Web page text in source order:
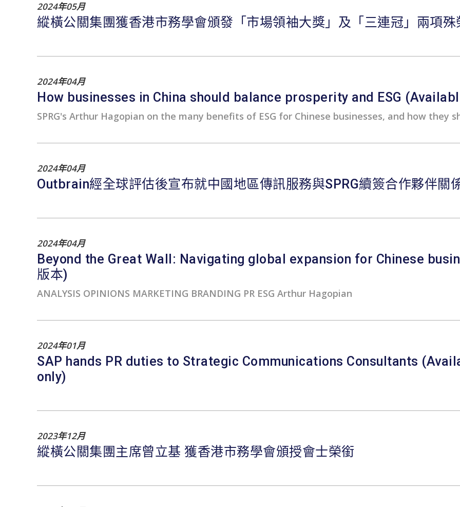
2024年05月
縱橫公關集團獲香港市務學會頒發「市場領袖大獎」及「三連冠」兩項殊
2024年04月
How businesses in China should balance prosperity and ESG
SPRG's Arthur Hagopian on the many benefits of ESG for Chinese businesses, and how they
2024年04月
Outbrain經全球評估後宣布就中國地區傳訊服務與SPRG續簽合作夥伴關
2024年04月
Beyond the Great Wall: Navigating global expansion for Chinese
版本)
ANALYSIS OPINIONS MARKETING BRANDING PR ESG Arthur Hagopian
2024年01月
SAP hands PR duties to Strategic Communications Consultants
only)
2023年12月
縱橫公關集團主席曾立基 獲香港市務學會頒授會士榮銜